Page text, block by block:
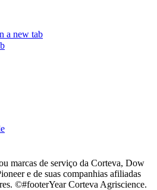
a new tab
marcas de serviço da Corteva, Dow
e de suas companhias afiliadas
©#footerYear Corteva Agriscience.